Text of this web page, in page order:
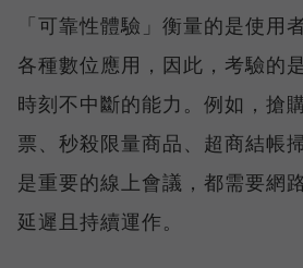
「可靠性體驗」衡量的是使用
各種數位應用，因此，考驗的
時刻不中斷的能力。例如，搶
票、秒殺限量商品、超商結帳
是重要的線上會議，都需要網
延遲且持續運作。